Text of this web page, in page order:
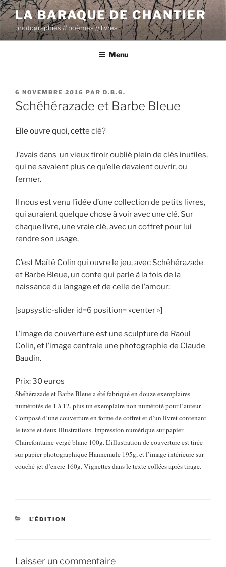
Aller
au
contenu
principal
LA BARAQUE DE CHANTIER
photographies // poèmes // livres
Menu
PUBLIÉ
LE
6 NOVEMBRE 2016 PAR D.B.G.
Schéhérazade et Barbe Bleue
Elle ouvre quoi, cette clé?
J’avais dans un vieux tiroir oublié plein de clés inutiles,
qui ne savaient plus ce qu’elle devaient ouvrir, ou
fermer.
Il nous est venu l’idée d’une collection de petits livres,
qui auraient quelque chose à voir avec une clé. Sur
chaque livre, une vraie clé, avec un coffret pour lui
rendre son usage.
C’est Maïté Colin qui ouvre le jeu, avec Schéhérazade
et Barbe Bleue, un conte qui parle à la fois de la
naissance du langage et de celle de l’amour:
[supsystic-slider id=6 position= »center »]
L’image de couverture est une sculpture de Raoul
Colin, et l’image centrale une photographie de Claude
Baudin.
Prix: 30 euros
Shéhérazade et Barbe Bleue a été fabriqué en douze exemplaires
numérotés de 1 à 12, plus un exemplaire non numéroté pour l’auteur.
Composé d’une couverture en forme de coffret et d’un livret contenant
le texte et deux illustrations. Impression numérique sur papier
Clairefontaine vergé blanc 100g.L’illustration de couverture est tirée
sur papier photographique Hannemule 195g, et l’image intérieure sur
couché jet d’encre 160g. Vignettes dans le texte collées après tirage.
CATÉGORIES
L'ÉDITION
Laisser un commentaire